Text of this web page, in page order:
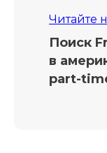
Читайте
Поиск
в
part-